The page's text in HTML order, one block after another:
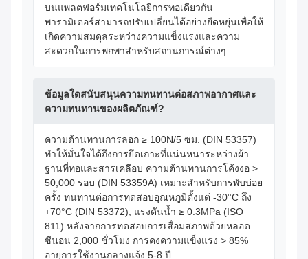
บนแพลตฟอร์มเทคโนโลยีการทอเดียวกัน
พารามิเตอร์สามารถปรับเปลี่ยนได้อย่างยืดหยุ่นเพื่อให้
เกิดความสมดุลระหว่างความแข็งแรงและความ
สะดวกในการพกพาสำหรับสถานการณ์ต่างๆ
ข้อมูลใดสนับสนุนความทนทานต่อสภาพอากาศและ
ความทนทานของผลิตภัณฑ์?
ความต้านทานการลอก ≥ 100N/5 ซม. (DIN 53357)
ทำให้มั่นใจได้ถึงการยึดเกาะที่แน่นหนาระหว่างผ้า
ฐานที่ทอและสารเคลือบ ความต้านทานการโค้งงอ >
50,000 รอบ (DIN 53359A) เหมาะสำหรับการพับบ่อย
ครั้ง ทนทานต่อการทดสอบอุณหภูมิตั้งแต่ -30°C ถึง
+70°C (DIN 53372), แรงดันน้ำ ≥ 0.3MPa (ISO
811) หลังจากการทดสอบการเสื่อมสภาพด้วยหลอด
ซีนอน 2,000 ชั่วโมง การคงความแข็งแรง > 85%
อายุการใช้งานกลางแจ้ง 5-8 ปี